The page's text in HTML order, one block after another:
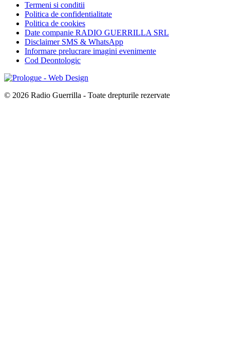
Termeni si conditii
Politica de confidentialitate
Politica de cookies
Date companie RADIO GUERRILLA SRL
Disclaimer SMS & WhatsApp
Informare prelucrare imagini evenimente
Cod Deontologic
© 2026 Radio Guerrilla - Toate drepturile rezervate